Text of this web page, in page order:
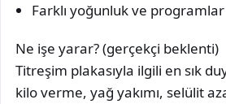
Farklı yoğunluk ve
Ne işe yarar? (gerçekçi beklenti)
Titreşim plakasıyla ilgili en sık
kilo verme, yağ yakımı, selülit